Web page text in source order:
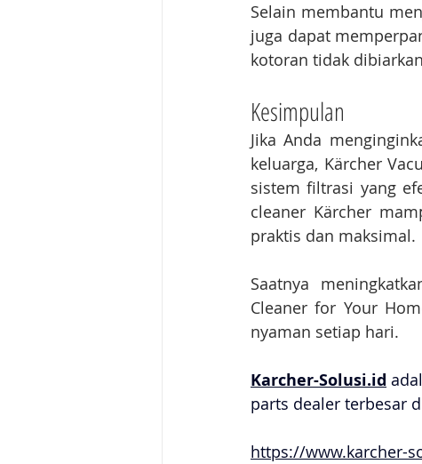
Selain membantu
juga dapat
kotoran tidak
Kesimpulan
Jika Anda
keluarga, Kärcher
sistem filtrasi yang
cleaner Kärcher
praktis dan maksimal.
Saatnya
Cleaner for Your
nyaman setiap hari.
Karcher-Solusi.id
parts dealer terbesar
https://www.karcher-